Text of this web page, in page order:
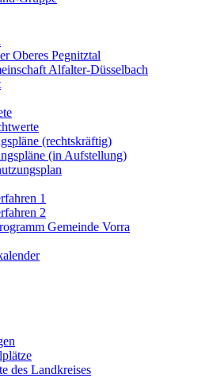
Oberes Pegnitztal
Alfalter-Düsselbach
(rechtskräftig)
(in Aufstellung)
1
2
Gemeinde Vorra
des Landkreises